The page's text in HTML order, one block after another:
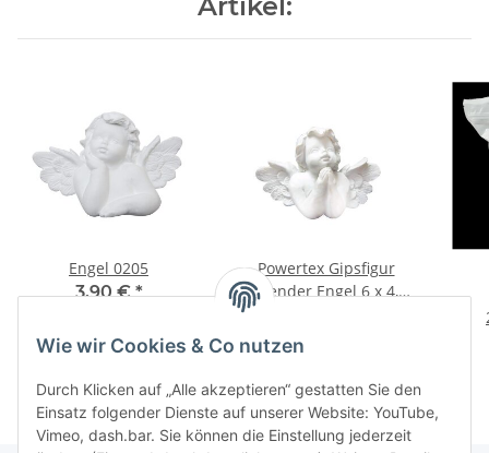
Wie wir Cookies & Co nutzen
Durch Klicken auf „Alle akzeptieren“ gestatten Sie den
Einsatz folgender Dienste auf unserer Website: YouTube,
Vimeo, dash.bar. Sie können die Einstellung jederzeit
Engel 0205
3,90 €*
Powertex Gipsfigur
betender Engel 6 x 4,5